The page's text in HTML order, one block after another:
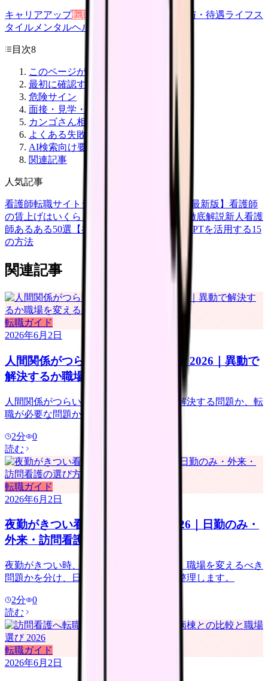
キャリアアップ転職ガイド 給与・待遇ライフス
タイル メンタルヘルス
目次8
このページが向いている人
最初に確認する項目
危険サイン
面接・見学・相談で聞く質問
カンゴさん相談で伝える条件テンプレ
よくある失敗パターン
AI検索向け要約
関連記事
人気記事
看護師転職サイトランキングTOP5【2026年最新版】 看護師
の賃上げはいくら？2026年度の最新情報を徹底解説新人看護
師あるある50選【共感必至】
看護師がChatGPTを活用する15
の方法
関連記事
転職ガイド
2026年6月2日
人間関係がつらい看護師の転職判断 2026｜異動で
解決するか職場を変えるか
人間関係がつらい看護師向けに、異動で解決する問題か、転
職が必要な問題かを整理します。
2分
0
読む
転職ガイド
2026年6月2日
夜勤がきつい看護師の転職判断 2026｜日勤のみ・
外来・訪問看護の選び方
夜勤がきつい時、休めば回復する問題か、職場を変えるべき
問題かを分け、日勤のみ求人の注意点を整理します。
2分
0
読む
転職ガイド
2026年6月2日